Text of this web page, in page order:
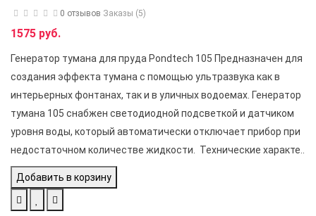
0 отзывов Заказы (5)
1575 руб.
Генератор тумана для пруда Pondtech 105 Предназначен для
создания эффекта тумана с помощью ультразвука как в
интерьерных фонтанах, так и в уличных водоемах. Генератор
тумана 105 снабжен светодиодной подсветкой и датчиком
уровня воды, который автоматически отключает прибор при
недостаточном количестве жидкости. Технические характе..
Добавить в корзину